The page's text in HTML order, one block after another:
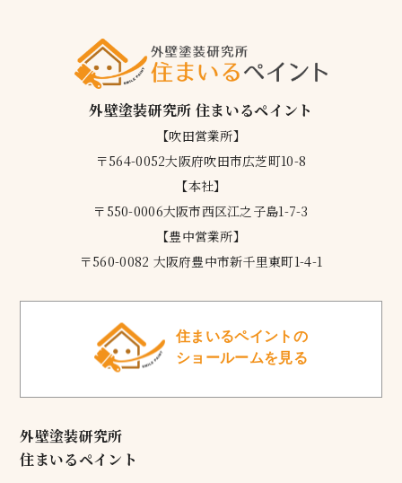
外壁塗装研究所 住まいるペイント
【吹田営業所】
〒564-0052大阪府吹田市広芝町10-8
【本社】
〒550-0006大阪市西区江之子島1-7-3
【豊中営業所】
〒560-0082 大阪府豊中市新千里東町1-4-1
住まいるペイントの
ショールームを見る
外壁塗装研究所
住まいるペイント